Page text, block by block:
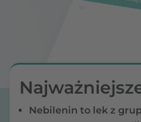
Nebilenin to lek z